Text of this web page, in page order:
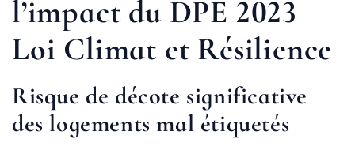
l’impact du DPE 2023
Loi Climat et Résilience
Risque de décote significative
des logements mal étiquetés